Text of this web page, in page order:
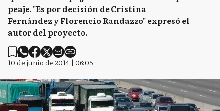
peaje. "Es por decisión de Cristina
Fernández y Florencio Randazzo" expresó el
autor del proyecto.
10 de junio de 2014 | 06:05